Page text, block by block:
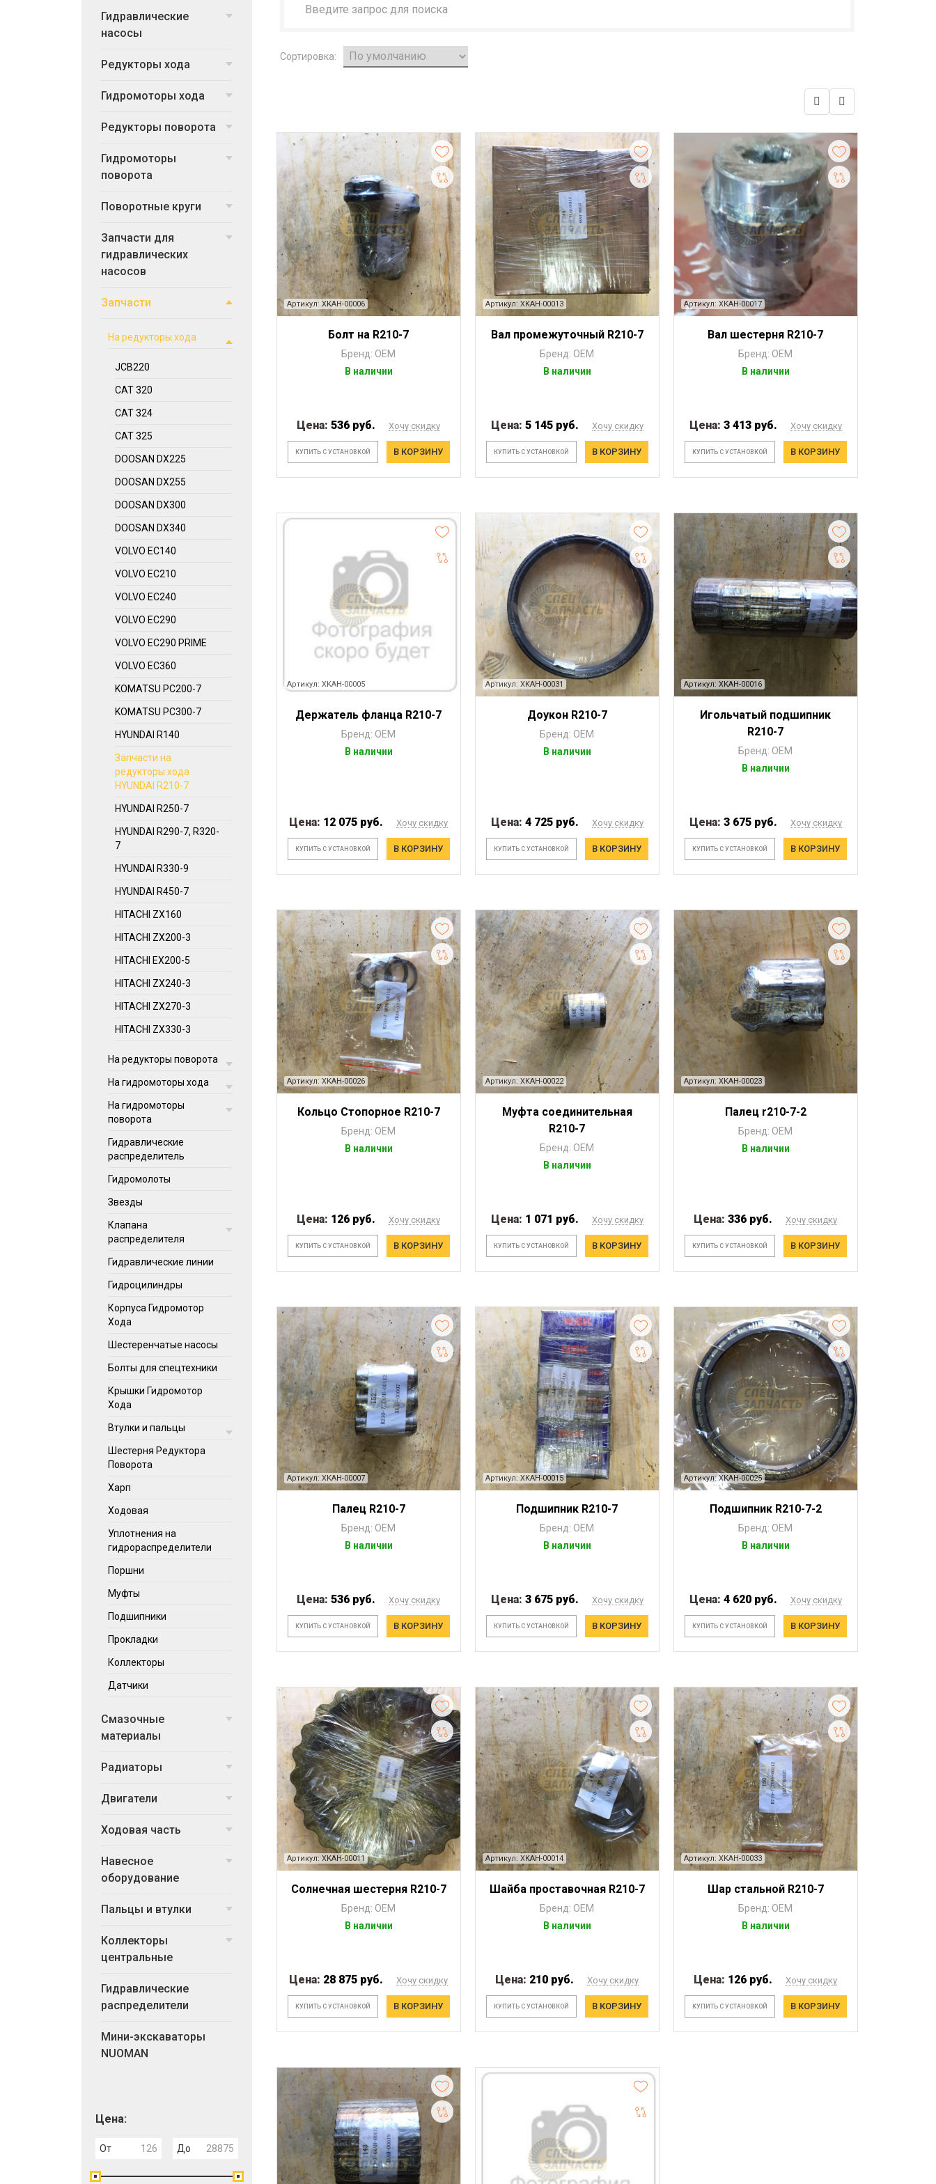
Гидравлические
насосы
Редукторы хода
Гидромоторы хода
Редукторы поворота
Гидромоторы
поворота
Поворотные круги
Запчасти для
гидравлических
насосов
Запчасти
На редукторы хода
JCB220
CAT 320
CAT 324
CAT 325
DOOSAN DX225
DOOSAN DX255
DOOSAN DX300
DOOSAN DX340
VOLVO EC140
VOLVO EC210
VOLVO EC240
VOLVO EC290
VOLVO EC290 PRIME
VOLVO EC360
KOMATSU PC200-7
KOMATSU PC300-7
HYUNDAI R140
Запчасти на
редукторы хода
HYUNDAI R210-7
HYUNDAI R250-7
HYUNDAI R290-7, R320-
7
HYUNDAI R330-9
HYUNDAI R450-7
HITACHI ZX160
HITACHI ZX200-3
HITACHI EX200-5
HITACHI ZX240-3
HITACHI ZX270-3
HITACHI ZX330-3
На редукторы поворота
На гидромоторы хода
На гидромоторы
поворота
Гидравлические
распределитель
Гидромолоты
Звезды
Клапана
распределителя
Гидравлические линии
Гидроцилиндры
Корпуса Гидромотор
Хода
Шестеренчатые насосы
Болты для спецтехники
Крышки Гидромотор
Хода
Втулки и пальцы
Шестерня Редуктора
Поворота
Харп
Ходовая
Уплотнения на
гидрораспределители
Поршни
Муфты
Подшипники
Прокладки
Коллекторы
Датчики
Смазочные
материалы
Радиаторы
Двигатели
Ходовая часть
Навесное
оборудование
Пальцы и втулки
Коллекторы
центральные
Гидравлические
распределители
Мини-экскаваторы
NUOMAN
Цена:
От До
Сортировка:
Артикул: XKAH-00006
Болт на R210-7
Бренд: OEM
В наличии
Цена:536 руб. Хочу скидку
КУПИТЬ С УСТАНОВКОЙ В КОРЗИНУ
Артикул: XKAH-00013
Вал промежуточный R210-7
Бренд: OEM
В наличии
Цена: 5 145 руб. Хочу скидку
КУПИТЬ С УСТАНОВКОЙ В КОРЗИНУ
Артикул: XKAH-00017
Вал шестерня R210-7
Бренд: OEM
В наличии
Цена: 3 413 руб. Хочу скидку
КУПИТЬ С УСТАНОВКОЙ В КОРЗИНУ
Артикул: XKAH-00005
Держатель фланца R210-7
Бренд: OEM
В наличии
Цена: 12 075 руб. Хочу скидку
КУПИТЬ С УСТАНОВКОЙ В КОРЗИНУ
Артикул: XKAH-00031
Доукон R210-7
Бренд: OEM
В наличии
Цена: 4 725 руб. Хочу скидку
КУПИТЬ С УСТАНОВКОЙ В КОРЗИНУ
Артикул: XKAH-00016
Игольчатый подшипник
R210-7
Бренд: OEM
В наличии
Цена: 3 675 руб. Хочу скидку
КУПИТЬ С УСТАНОВКОЙ В КОРЗИНУ
Артикул: XKAH-00026
Кольцо Стопорное R210-7
Бренд: OEM
В наличии
Цена: 126 руб. Хочу скидку
КУПИТЬ С УСТАНОВКОЙ В КОРЗИНУ
Артикул: XKAH-00022
Муфта соединительная
R210-7
Бренд: OEM
В наличии
Цена: 1 071 руб. Хочу скидку
КУПИТЬ С УСТАНОВКОЙ В КОРЗИНУ
Артикул: XKAH-00023
Палец r210-7-2
Бренд: OEM
В наличии
Цена:336 руб. Хочу скидку
КУПИТЬ С УСТАНОВКОЙ В КОРЗИНУ
Артикул: XKAH-00007
Палец R210-7
Бренд: OEM
В наличии
Цена:536 руб. Хочу скидку
КУПИТЬ С УСТАНОВКОЙ В КОРЗИНУ
Артикул: XKAH-00015
Подшипник R210-7
Бренд: OEM
В наличии
Цена: 3 675 руб. Хочу скидку
КУПИТЬ С УСТАНОВКОЙ В КОРЗИНУ
Артикул: XKAH-00025
Подшипник R210-7-2
Бренд: OEM
В наличии
Цена: 4 620 руб. Хочу скидку
КУПИТЬ С УСТАНОВКОЙ В КОРЗИНУ
Артикул: XKAH-00011
Солнечная шестерня R210-7
Бренд: OEM
В наличии
Цена: 28 875 руб. Хочу скидку
КУПИТЬ С УСТАНОВКОЙ В КОРЗИНУ
Артикул: XKAH-00014
Шайба проставочная R210-7
Бренд: OEM
В наличии
Цена: 210 руб. Хочу скидку
КУПИТЬ С УСТАНОВКОЙ В КОРЗИНУ
Артикул: XKAH-00033
Шар стальной R210-7
Бренд: OEM
В наличии
Цена: 126 руб. Хочу скидку
КУПИТЬ С УСТАНОВКОЙ В КОРЗИНУ